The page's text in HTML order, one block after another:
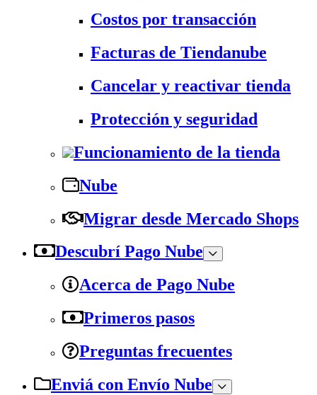
Costos por transacción
Facturas de Tiendanube
Cancelar y reactivar tienda
Protección y seguridad
Funcionamiento de la tienda
Nube
Migrar desde Mercado Shops
Descubrí Pago Nube
Acerca de Pago Nube
Primeros pasos
Preguntas frecuentes
Enviá con Envío Nube